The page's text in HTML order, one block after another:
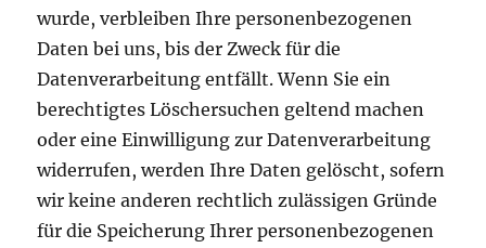
wurde, verbleiben Ihre personenbezogenen
Daten bei uns, bis der Zweck für die
Datenverarbeitung entfällt. Wenn Sie ein
berechtigtes Löschersuchen geltend machen
oder eine Einwilligung zur Datenverarbeitung
widerrufen, werden Ihre Daten gelöscht, sofern
wir keine anderen rechtlich zulässigen Gründe
für die Speicherung Ihrer personenbezogenen